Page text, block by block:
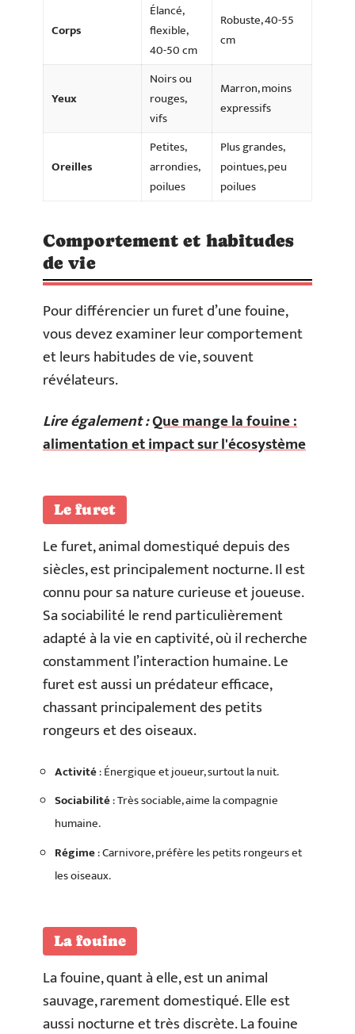
Corps
Élancé,
flexible,
40-50 cm
Robuste, 40-55
cm
Yeux
Noirs ou
rouges,
vifs
Marron, moins
expressifs
Oreilles
Petites,
arrondies,
poilues
Plus grandes,
pointues, peu
poilues
Comportement et habitudes
de vie
Pour différencier un furet d’une fouine,
vous devez examiner leur comportement
et leurs habitudes de vie, souvent
révélateurs.
Lire également :Que mange la fouine :
alimentation et impact sur l'écosystème
Le furet
Le furet, animal domestiqué depuis des
siècles, est principalement nocturne. Il est
connu pour sa nature curieuse et joueuse.
Sa sociabilité le rend particulièrement
adapté à la vie en captivité, où il recherche
constamment l’interaction humaine. Le
furet est aussi un prédateur efficace,
chassant principalement des petits
rongeurs et des oiseaux.
Activité: Énergique et joueur, surtout la nuit.
Sociabilité: Très sociable, aime la compagnie
humaine.
Régime: Carnivore, préfère les petits rongeurs et
les oiseaux.
La fouine
La fouine, quant à elle, est un animal
sauvage, rarement domestiqué. Elle est
aussi nocturne et très discrète. La fouine